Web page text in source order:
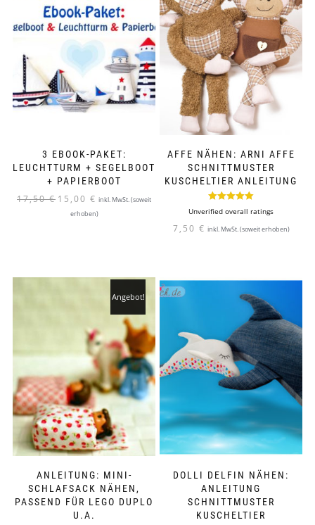
3 EBOOK-PAKET:
LEUCHTTURM + SEGELBOOT
+ PAPIERBOOT
17,50€ Ursprünglicher
Preis
15,00 € Aktueller
Preis
inkl. MwSt. (soweit
erhoben)
AFFE NÄHEN: ARNI AFFE
SCHNITTMUSTER
KUSCHELTIER ANLEITUNG
Bewertet mit
Unverified overall ratings
7,50 € inkl. MwSt. (soweit erhoben)
ANLEITUNG: MINI-
SCHLAFSACK NÄHEN,
PASSEND FÜR LEGO DUPLO
U.A.
Angebot!
DOLLI DELFIN NÄHEN:
ANLEITUNG
SCHNITTMUSTER
KUSCHELTIER